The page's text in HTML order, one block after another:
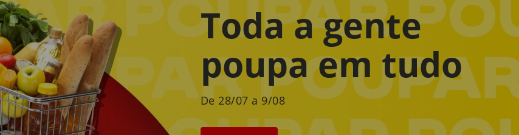
Toda a gente
poupa em tudo
De 28/07 a 9/08